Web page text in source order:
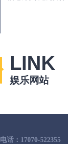
LINK
娱乐网站
电话：17070-522355